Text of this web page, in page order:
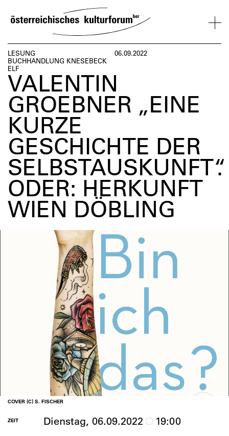
TO
VERANSTALTUNGEN KOSMOS BESUCH
VERANSTALTUNGEN
BESUCH
LESUNG
BUCHHANDLUNG KNESEBECK
ELF
06.09.2022
VALENTIN
GROEBNER „EINE
KURZE
GESCHICHTE DER
SELBSTAUSKUNFT“.
ODER: HERKUNFT
WIEN DÖBLING
COVER (C) S. FISCHER
ZEIT Dienstag, 06.09.2022 19:00